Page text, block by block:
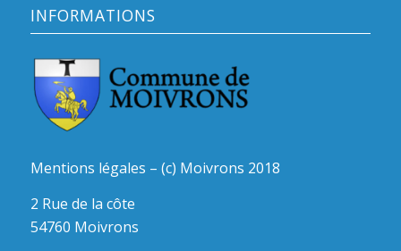
INFORMATIONS
Mentions légales – (c) Moivrons 2018
2 Rue de la côte
54760 Moivrons